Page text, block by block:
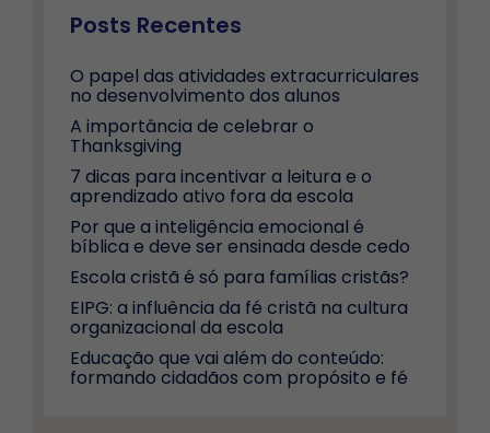
Posts Recentes
O papel das atividades extracurriculares
no desenvolvimento dos alunos
A importância de celebrar o
Thanksgiving
7 dicas para incentivar a leitura e o
aprendizado ativo fora da escola
Por que a inteligência emocional é
bíblica e deve ser ensinada desde cedo
Escola cristã é só para famílias cristãs?
EIPG: a influência da fé cristã na cultura
organizacional da escola
Educação que vai além do conteúdo:
formando cidadãos com propósito e fé